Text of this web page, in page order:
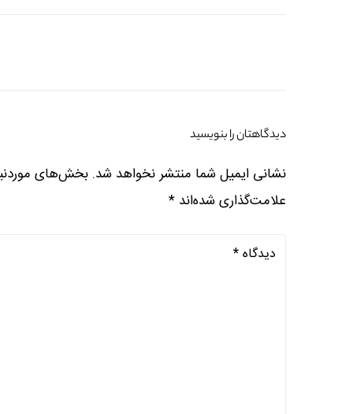
دیدگاهتان را بنویسید
نشانی ایمیل شما منتشر نخواهد شد. بخش‌های
علامت‌گذاری شده‌اند *